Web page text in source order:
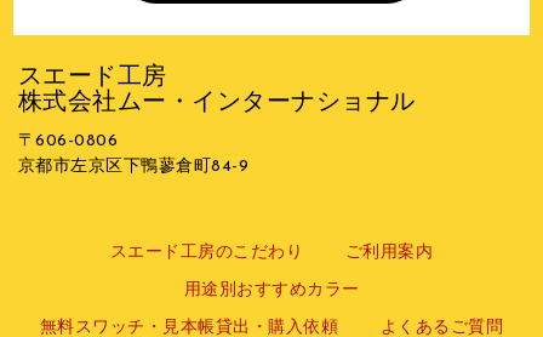
スエード工房
株式会社ムー・インターナショナル
〒606-0806
京都市左京区下鴨蓼倉町84-9
スエード工房のこだわり ご利用案内
用途別おすすめカラー
無料スワッチ・見本帳貸出・購入依頼 よくあるご質問